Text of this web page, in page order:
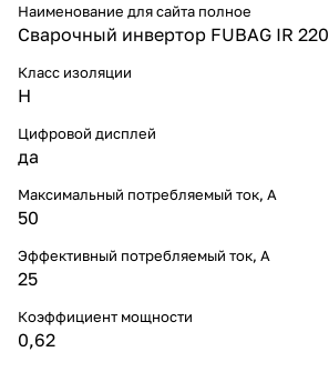
Наименование для сайта полное
Cварочный инвертор FUBAG IR 220
Класс изоляции
H
Цифровой дисплей
да
Максимальный потребляемый ток, А
50
Эффективный потребляемый ток, А
25
Коэффициент мощности
0,62